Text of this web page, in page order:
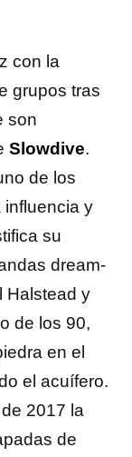
con la
grupos tras
son
Slowdive.
de los
influencia y
su
dream-
Halstead y
de los 90,
en el
el acuífero.
2017 la
de